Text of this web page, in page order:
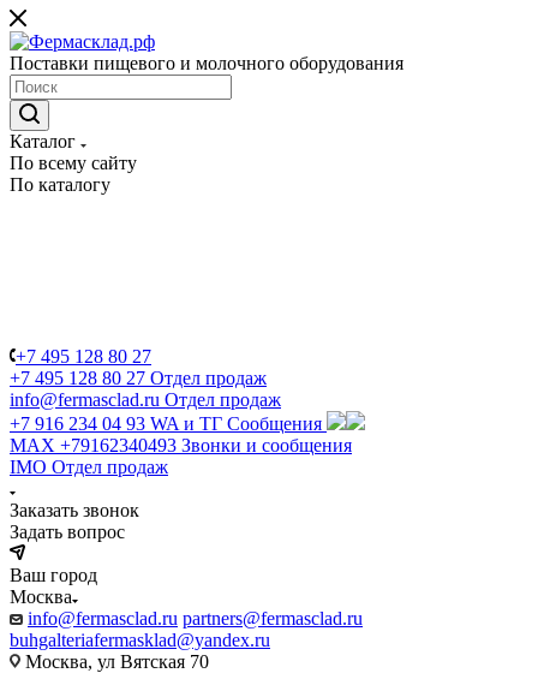
Поставки пищевого и молочного оборудования
Каталог
По всему сайту
По каталогу
+7 495 128 80 27
+7 495 128 80 27 Отдел продаж
info@fermasclad.ru Отдел продаж
+7 916 234 04 93 WA и ТГ Сообщения
MAX +79162340493 Звонки и сообщения
IMO Отдел продаж
Заказать звонок
Задать вопрос
Ваш город
Москва
info@fermasclad.ru partners@fermasclad.ru
buhgalteriafermasklad@yandex.ru
Москва, ул Вятская 70